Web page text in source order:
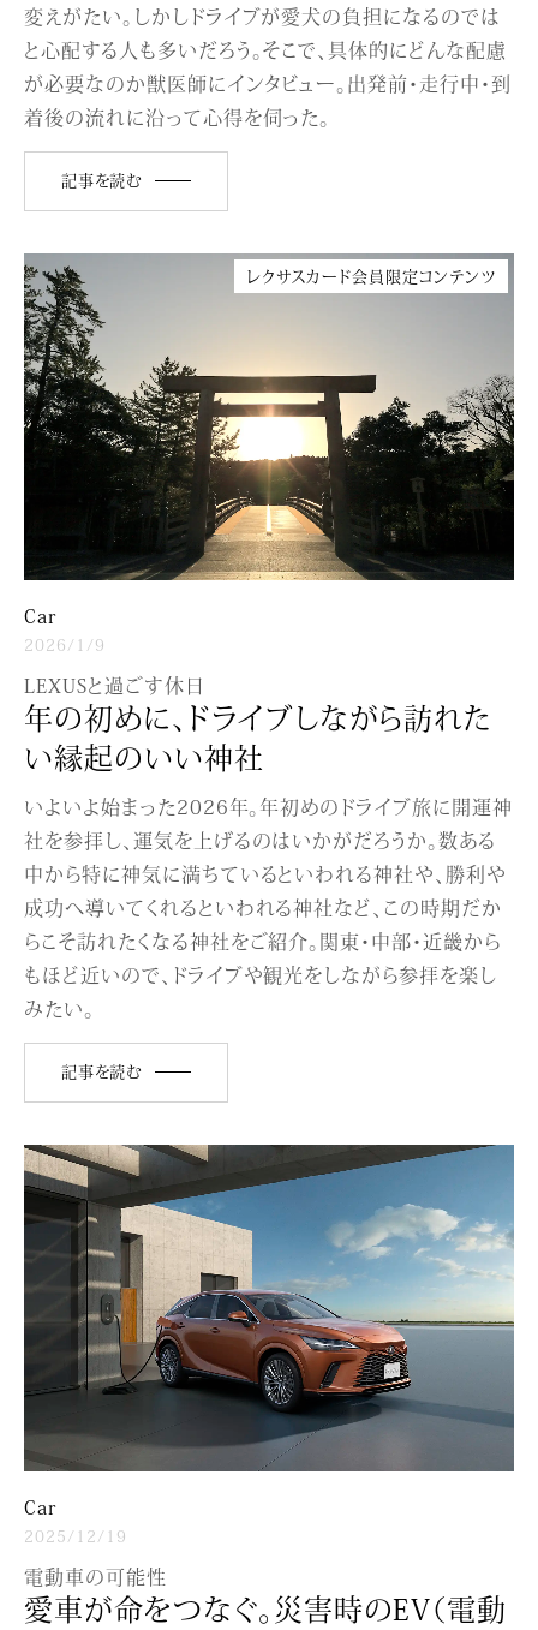
変えがたい。しかしドライブが愛犬の負担になるのでは
と心配する人も多いだろう。そこで、具体的にどんな配慮
が必要なのか獣医師にインタビュー。出発前・走行中・到
着後の流れに沿って心得を伺った。
記事を読む
レクサスカード会員限定コンテンツ
Car
2026/1/9
LEXUSと過ごす休日
年の初めに、ドライブしながら訪れた
い縁起のいい神社
いよいよ始まった2026年。年初めのドライブ旅に開運神
社を参拝し、運気を上げるのはいかがだろうか。数ある
中から特に神気に満ちているといわれる神社や、勝利や
成功へ導いてくれるといわれる神社など、この時期だか
らこそ訪れたくなる神社をご紹介。関東・中部・近畿から
もほど近いので、ドライブや観光をしながら参拝を楽し
みたい。
記事を読む
Car
2025/12/19
電動車の可能性
愛車が命をつなぐ。災害時のEV（電動